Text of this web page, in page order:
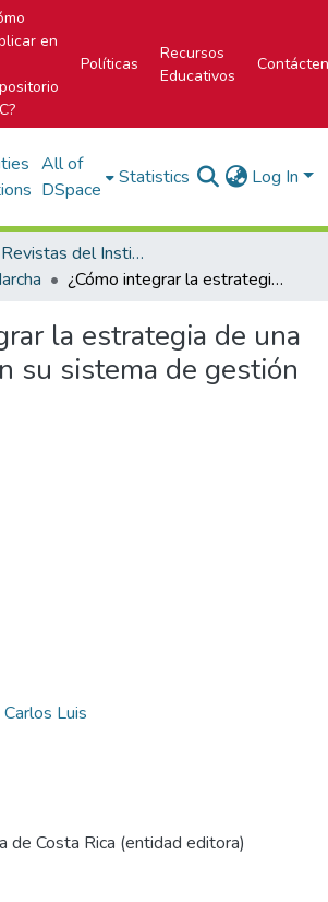
en
Políticas
Recursos
Educativos
All of
DSpace
Statistics Log In
Portal de Revistas del Instituto Tecnológico de Costa Rica
¿Cómo integrar la estrategia de una empresa con su sistema de gestión de calidad?
la estrategia de una
su sistema de gestión
Luis
de Costa Rica (entidad editora)